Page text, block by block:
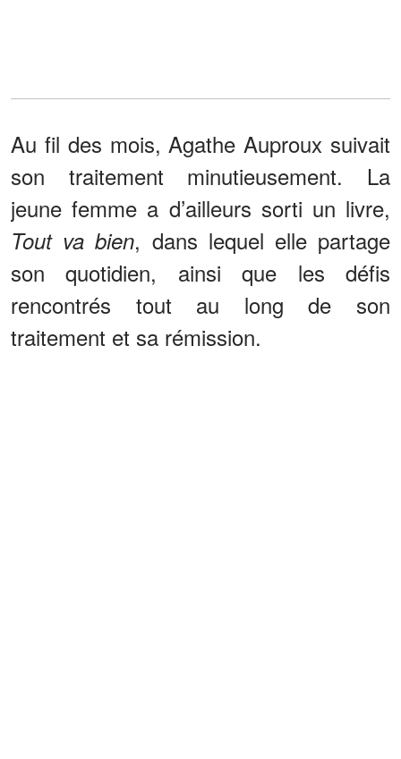
Au fil des mois, Agathe Auproux suivait
son traitement minutieusement. La
jeune femme a d’ailleurs sorti un livre,
Tout va bien, dans lequel elle partage
son quotidien, ainsi que les défis
rencontrés tout au long de son
traitement et sa rémission.